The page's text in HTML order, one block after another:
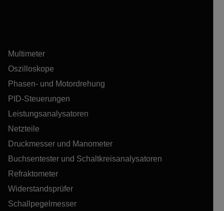
Multimeter
Oszilloskope
Phasen- und Motordrehung
PID-Steuerungen
Leistungsanalysatoren
Netzteile
Druckmesser und Manometer
Buchsentester und Schaltkreisanalysatoren
Refraktometer
Widerstandsprüfer
Schallpegelmesser